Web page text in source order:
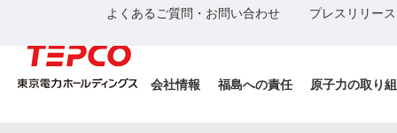
よくあるご質問・お問い合わせ プレスリリー
会社情報 福島への責任 原子力の取り